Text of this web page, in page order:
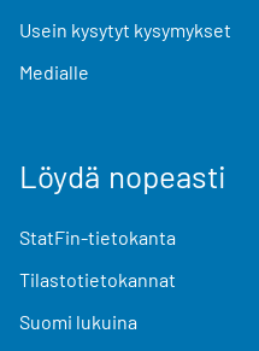
Usein kysytyt kysymykset
Medialle
Löydä nopeasti
StatFin-tietokanta
Tilastotietokannat
Suomi lukuina